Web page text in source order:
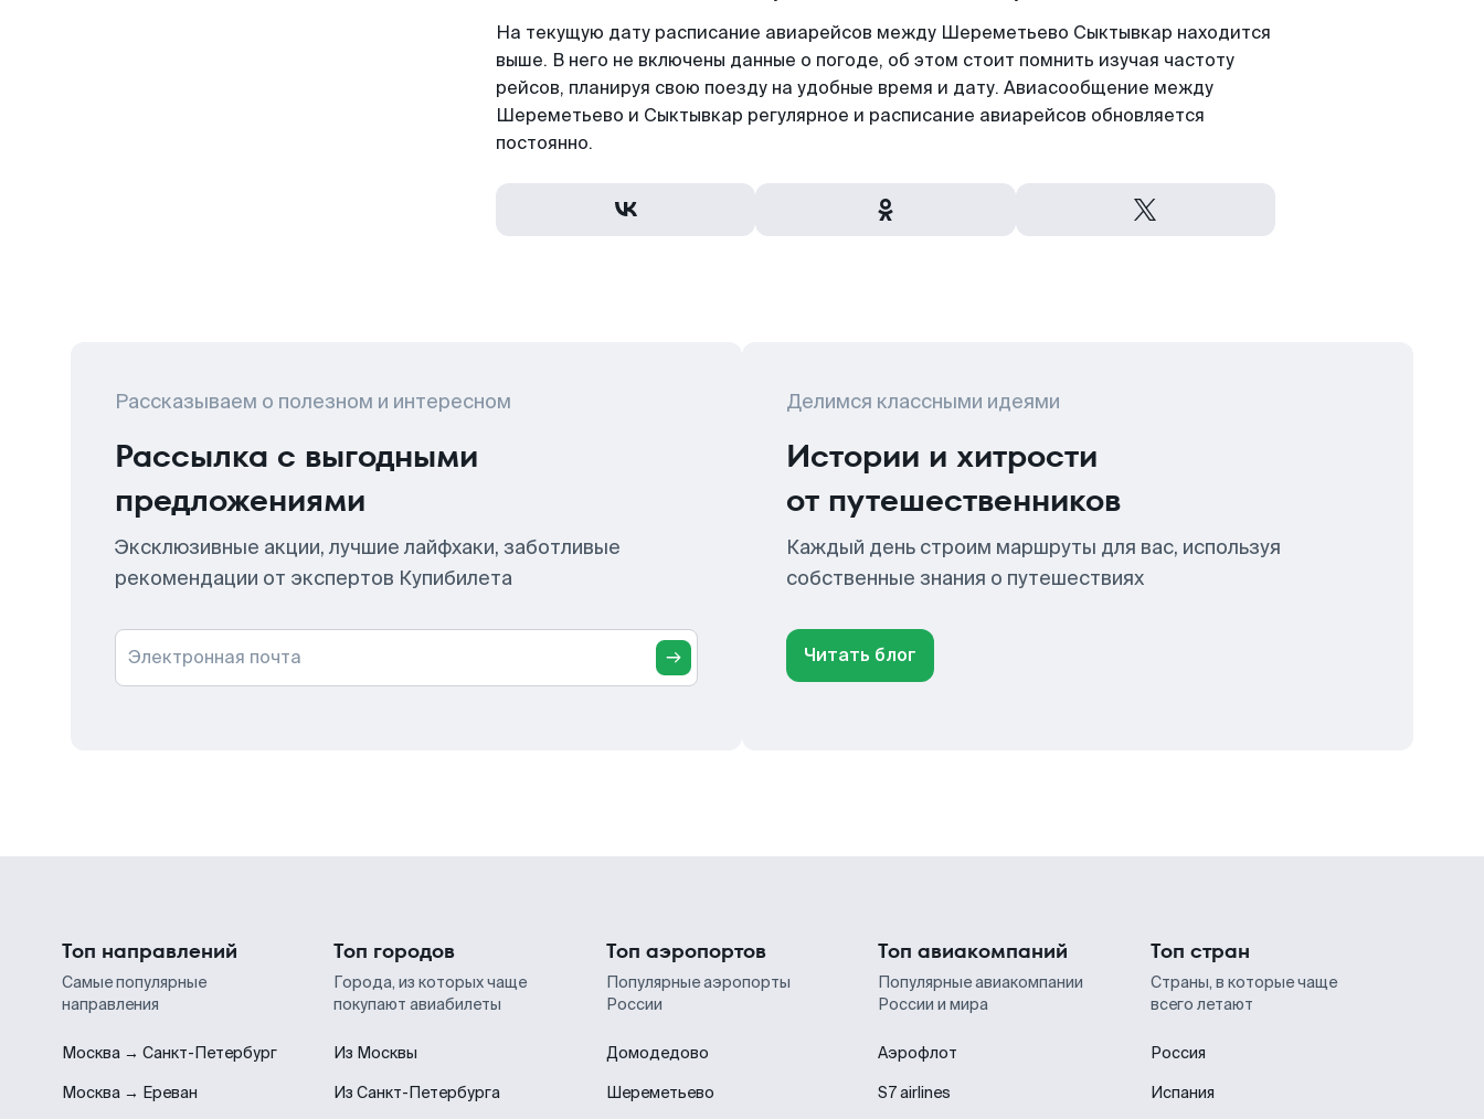
На текущую дату расписание авиарейсов между Шереметьево Сыктывкар находится
выше. В него не включены данные о погоде, об этом стоит помнить изучая частоту
рейсов, планируя свою поезду на удобные время и дату. Авиасообщение между
Шереметьево и Сыктывкар регулярное и расписание авиарейсов обновляется
постоянно.
Рассказываем о полезном и интересном
Рассылка с выгодными
предложениями
Эксклюзивные акции, лучшие лайфхаки, заботливые
рекомендации от экспертов Купибилета
Электронная почта
Делимся классными идеями
Истории и хитрости
от путешественников
Каждый день строим маршруты для вас, используя
собственные знания о путешествиях
Читать блог
Топ направлений
Самые популярные
направления
Москва → Санкт-Петербург
Москва → Ереван
Топ городов
Города, из которых чаще
покупают авиабилеты
Из Москвы
Из Санкт-Петербурга
Топ аэропортов
Популярные аэропорты
России
Домодедово
Шереметьево
Топ авиакомпаний
Популярные авиакомпании
России и мира
Аэрофлот
S7 airlines
Топ стран
Страны, в которые чаще
всего летают
Россия
Испания